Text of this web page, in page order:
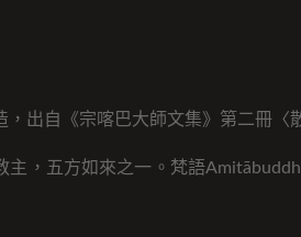
，出自《宗喀巴大師文集》第二冊〈
主，五方如來之一。梵語